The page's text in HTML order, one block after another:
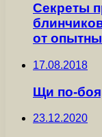
Секреты
от
17.08.2018
Щи по-
23.12.2020